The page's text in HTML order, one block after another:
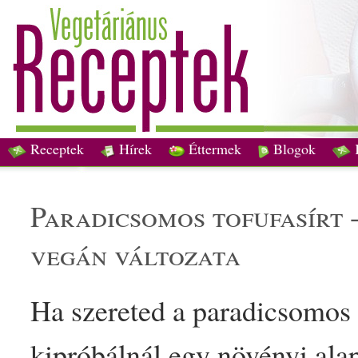
Receptek Hírek Éttermek Blogok
paradicsomos tofufasírt
vegán változata
Ha szereted aparadicsom